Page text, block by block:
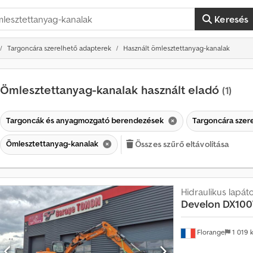
Keresés
Targoncára szerelhető adapterek Használt ömlesztettanyag-kanalak
Ömlesztettanyag-kanalak használt eladó (1)
Targoncák és anyagmozgató berendezések Targoncára
Ömlesztettanyag-kanalak Összes szűrő eltávolítása
Florange 1 019
Hidraulikus
Develon